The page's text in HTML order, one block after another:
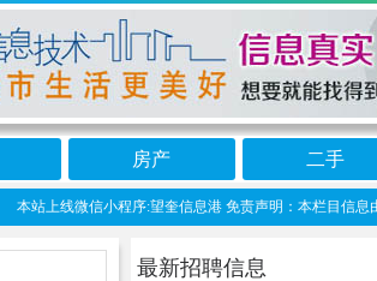
房产 二手
本站上线微信小程序:望奎信息港 免责声明：本栏目信息由
最新招聘信息